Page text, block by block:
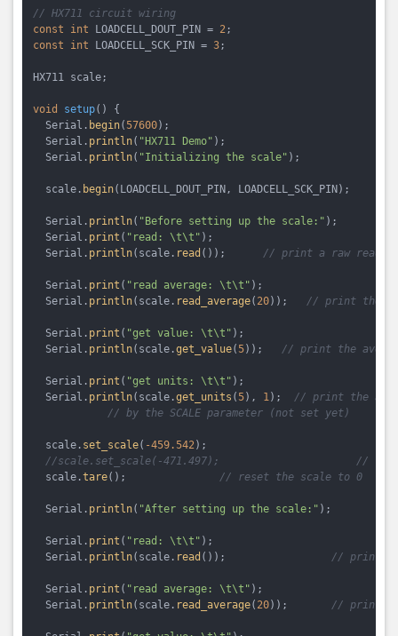
// HX711 circuit wiring
const
int LOADCELL_DOUT_PIN = 2
const
int LOADCELL_SCK_PIN = 3;
HX711 scale;
void setup()
{
  Serial.
begin(57600);
  Serial.
println( "HX711 Demo" );
  Serial.
println( "Initializing the scale" );
  scale.
begin(LOADCELL_DOUT_PIN, LOADCELL_SCK_PIN);
  Serial.
println( "Before setting up the scale:" );
  Serial.
print ( "read: \t\t" );
  Serial.
println(scale. read ()); // print a raw reading
  Serial.
print ( "read average: \t\t" );
  Serial.
println(scale. read_average( 20)); // print the
  Serial.
print ( "get value: \t\t" );
  Serial.
println(scale.get_value(5)); // print the
  Serial.
print ( "get units: \t\t" );
  Serial.
println(scale.get_units (5), 1); // print the
// by the SCALE parameter (not set yet)
  scale.
set_scale( -459.542);
//scale.set_scale(-471.497);                      // this
  scale.
tare(); // reset the scale to 0
  Serial.
println( "After setting up the scale:" );
  Serial.
print ( "read: \t\t" );
  Serial.
println(scale. read ()); // print a
  Serial.
print ( "read average: \t\t" );
  Serial.
println(scale. read_average( 20)); // print the